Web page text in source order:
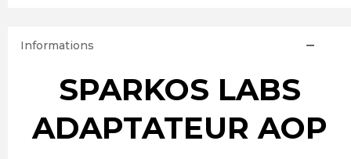
Informations
SPARKOS LABS
ADAPTATEUR AOP